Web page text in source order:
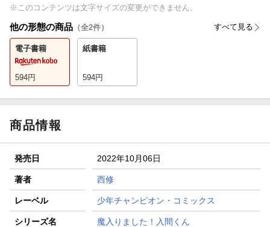
※このコンテンツは文字サイズの変更ができません。
他の形態の商品 （全2件） すべて見る
電子書籍
594円
紙書籍
594円
商品情報
発売日 2022年10月06日
著者 西修
レーベル 少年チャンピオン・コミックス
シリーズ名 魔入りました！入間くん